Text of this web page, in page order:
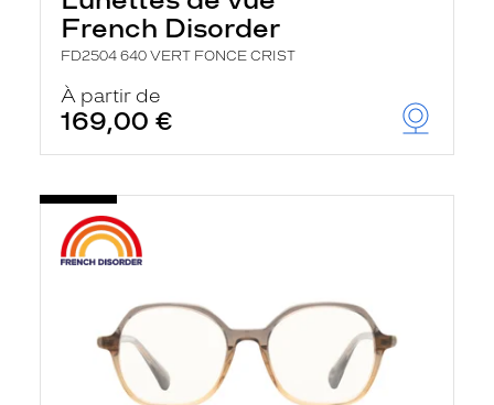
French Disorder
FD2504 640 VERT FONCE CRIST
À partir de
169,00 €